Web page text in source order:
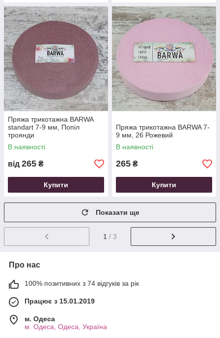
Пряжа трикотажна ВARWA
standart 7-9 мм, Попіл
троянди
В наявності
від 265 ₴
Купити
Пряжа трикотажна ВARWA 7-
9 мм, 26 Рожевий
В наявності
265 ₴
Купити
Показати ще
1 / 3
Про нас
100% позитивних з 74 відгуків за рік
Працює з 15.01.2019
м. Одеса
м. Одеса, Одеса, Україна